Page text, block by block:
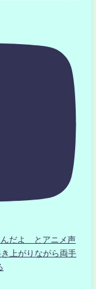
だよ とアニメ声
上がりながら両手